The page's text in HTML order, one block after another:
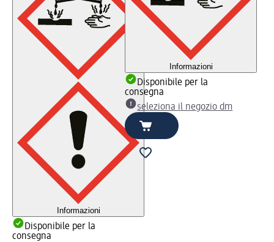
Informazioni
Disponibile per la
consegna
Informazioni
Disponibile per la
consegna
seleziona il negozio dm